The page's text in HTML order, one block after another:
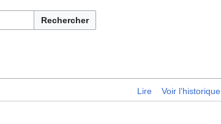
Rechercher
Lire Voir l’historique